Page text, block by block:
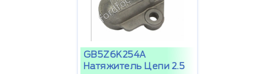
GB5Z6K254A
Hатяжитель Цепи 2.5